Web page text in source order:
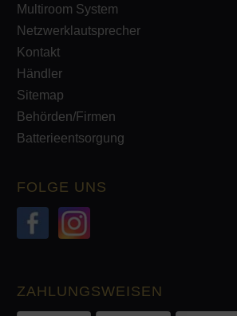
Multiroom System
Netzwerklautsprecher
Kontakt
Händler
Sitemap
Behörden/Firmen
Batterieentsorgung
FOLGE UNS
ZAHLUNGSWEISEN